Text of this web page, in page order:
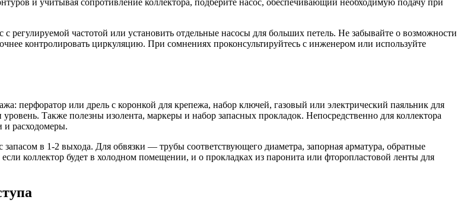
регулируемой частотой или установить отдельные насосы для больших петель. Не забывайте о возможности
контролировать циркуляцию. При сомнениях проконсультируйтесь с инженером или используйте
перфоратор или дрель с коронкой для крепежа, набор ключей, газовый или электрический паяльник для
Также полезны изолента, маркеры и набор запасных прокладок. Непосредственно для коллектора
и расходомеры.
в 1-2 выхода. Для обвязки — трубы соответствующего диаметра, запорная арматура, обратные
коллектор будет в холодном помещении, и о прокладках из паронита или фторопластовой ленты для